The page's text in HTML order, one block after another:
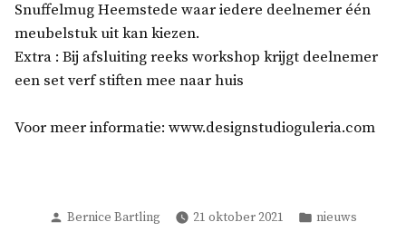
Snuffelmug Heemstede waar iedere deelnemer één
meubelstuk uit kan kiezen.
Extra : Bij afsluiting reeks workshop krijgt deelnemer
een set verf stiften mee naar huis
Voor meer informatie: www.designstudioguleria.com
Geplaatst
Bernice Bartling 21 oktober 2021
Geplaatst
nieuws